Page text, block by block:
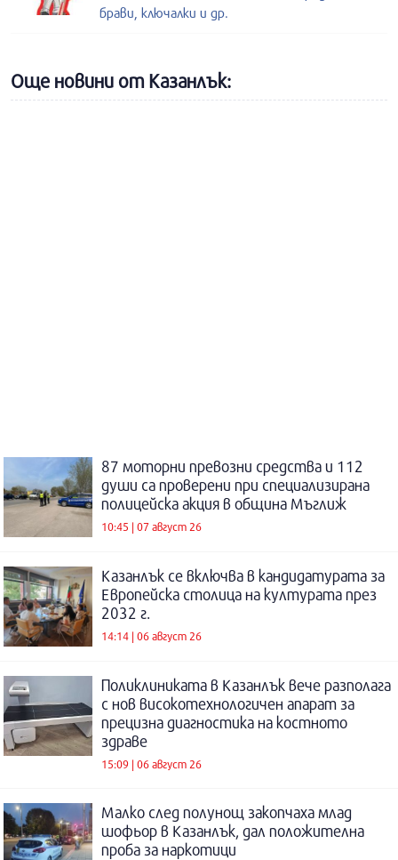
брави, ключалки и др.
Още новини от Казанлък:
87 моторни превозни средства и 112
души са проверени при специализирана
полицейска акция в община Мъглиж
10:45 | 07 август 26
Казанлък се включва в кандидатурата за
Европейска столица на културата през
2032 г.
14:14 | 06 август 26
Поликлиниката в Казанлък вече разполага
с нов високотехнологичен апарат за
прецизна диагностика на костното
здраве
15:09 | 06 август 26
Малко след полунощ закопчаха млад
шофьор в Казанлък, дал положителна
проба за наркотици